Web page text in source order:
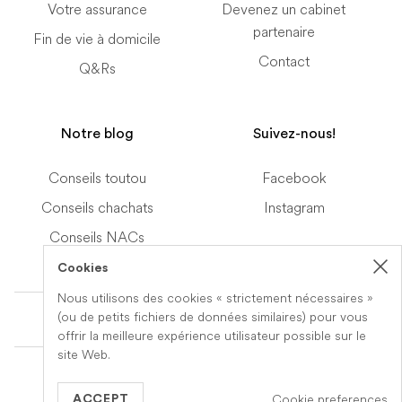
Cookies
Nous utilisons des cookies « strictement nécessaires »
(ou de petits fichiers de données similaires) pour vous
offrir la meilleure expérience utilisateur possible sur le
site Web.
ACCEPT
Votre assurance
Fin de vie à domicile
Q&Rs
Devenez un cabinet
partenaire
Contact
Notre blog
Conseils toutou
Conseils chachats
Conseils NACs
Suivez-nous!
Facebook
Instagram
Terms of Service